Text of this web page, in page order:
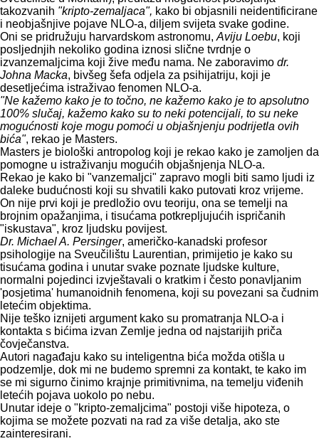
takozvanih "kripto-zemaljaca", kako bi objasnili neidentificirane
i neobjašnjive pojave NLO-a, diljem svijeta svake godine.
Oni se pridružuju harvardskom astronomu, Aviju Loebu, koji
posljednjih nekoliko godina iznosi slične tvrdnje o
izvanzemaljcima koji žive među nama. Ne zaboravimo dr.
Johna Macka, bivšeg šefa odjela za psihijatriju, koji je
desetljećima istraživao fenomen NLO-a.
"Ne kažemo kako je to točno, ne kažemo kako je to apsolutno
100% slučaj, kažemo kako su to neki potencijali, to su neke
mogućnosti koje mogu pomoći u objašnjenju podrijetla ovih
bića", rekao je Masters.
Masters je biološki antropolog koji je rekao kako je zamoljen da
pomogne u istraživanju mogućih objašnjenja NLO-a.
Rekao je kako bi "vanzemaljci" zapravo mogli biti samo ljudi iz
daleke budućnosti koji su shvatili kako putovati kroz vrijeme.
On nije prvi koji je predložio ovu teoriju, ona se temelji na
brojnim opažanjima, i tisućama potkrepljujućih ispričanih
"iskustava", kroz ljudsku povijest.
Dr. Michael A. Persinger, američko-kanadski profesor
psihologije na Sveučilištu Laurentian, primijetio je kako su
tisućama godina i unutar svake poznate ljudske kulture,
normalni pojedinci izvještavali o kratkim i često ponavljanim
'posjetima' humanoidnih fenomena, koji su povezani sa čudnim
letećim objektima.
Nije teško iznijeti argument kako su promatranja NLO-a i
kontakta s bićima izvan Zemlje jedna od najstarijih priča
čovječanstva.
Autori nagađaju kako su inteligentna bića možda otišla u
podzemlje, dok mi ne budemo spremni za kontakt, te kako im
se mi sigurno činimo krajnje primitivnima, na temelju viđenih
letećih pojava uokolo po nebu.
Unutar ideje o "kripto-zemaljcima" postoji više hipoteza, o
kojima se možete pozvati na rad za više detalja, ako ste
zainteresirani.